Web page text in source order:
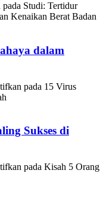
pada Studi: Tertidur
Kenaikan Berat Badan
dalam
pada 15 Virus
Sukses di
pada Kisah 5 Orang